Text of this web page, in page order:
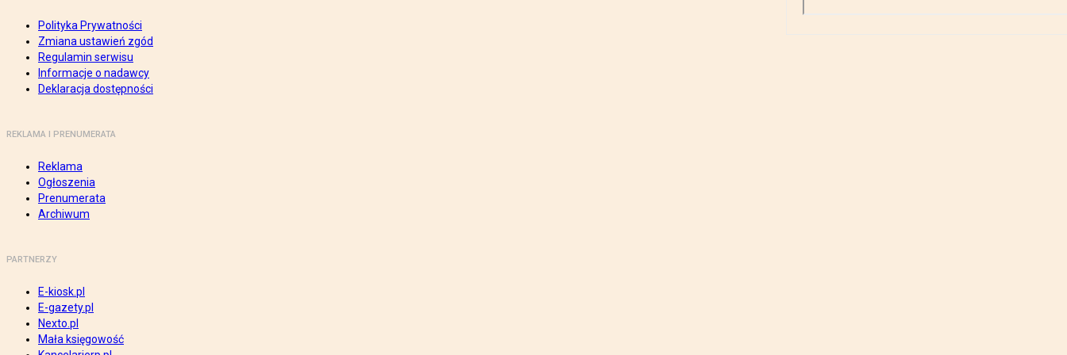
Polityka Prywatności
Zmiana ustawień zgód
Regulamin serwisu
Informacje o nadawcy
Deklaracja dostępności
REKLAMA I PRENUMERATA
Reklama
Ogłoszenia
Prenumerata
Archiwum
PARTNERZY
E-kiosk.pl
E-gazety.pl
Nexto.pl
Mała księgowość